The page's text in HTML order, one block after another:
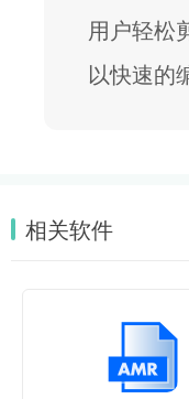
用户轻松
以快速的
相关软件